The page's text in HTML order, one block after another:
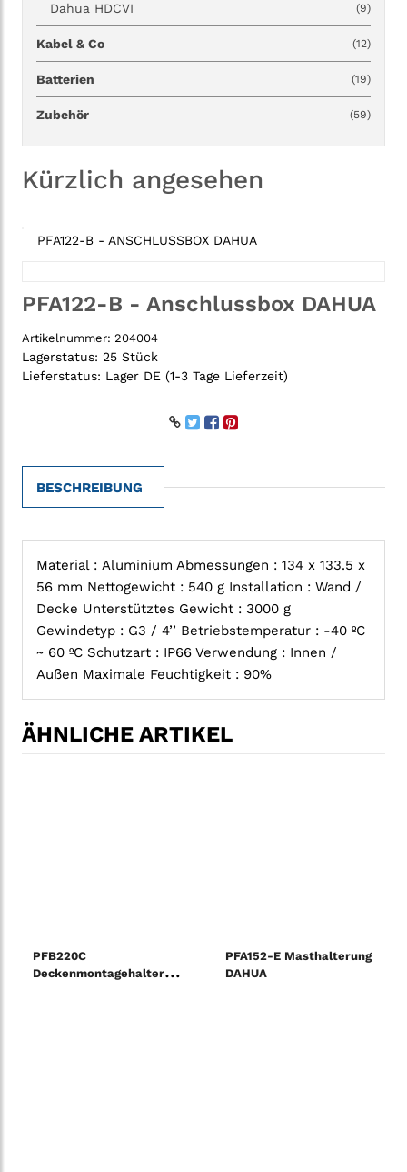
Dahua HDCVI (9)
Kabel & Co (12)
Batterien (19)
Zubehör (59)
Kürzlich angesehen
PFA122-B - ANSCHLUSSBOX DAHUA
PFA122-B - Anschlussbox DAHUA
Artikelnummer: 204004
Lagerstatus: 25 Stück
Lieferstatus: Lager DE (1-3 Tage Lieferzeit)
BESCHREIBUNG
Material : Aluminium Abmessungen : 134 x 133.5 x
56 mm Nettogewicht : 540 g Installation : Wand /
Decke Unterstütztes Gewicht : 3000 g
Gewindetyp : G3 / 4’’ Betriebstemperatur : -40 ºC
~ 60 ºC Schutzart : IP66 Verwendung : Innen /
Außen Maximale Feuchtigkeit : 90%
ÄHNLICHE ARTIKEL
PFB220C
Deckenmontagehalterung
PFA152-E Masthalterung
DAHUA